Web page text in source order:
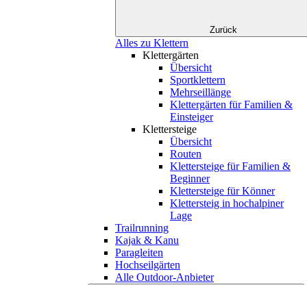
Zurück
Alles zu Klettern
Klettergärten
Übersicht
Sportklettern
Mehrseillänge
Klettergärten für Familien &
Einsteiger
Klettersteige
Übersicht
Routen
Klettersteige für Familien &
Beginner
Klettersteige für Könner
Klettersteig in hochalpiner
Lage
Trailrunning
Kajak & Kanu
Paragleiten
Hochseilgärten
Alle Outdoor-Anbieter